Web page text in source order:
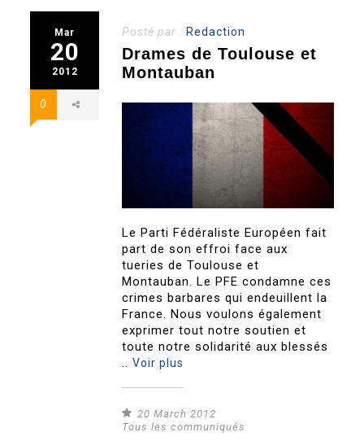
Mar
20
2012
0
Posté par : Redaction
Drames de Toulouse et
Montauban
Le Parti Fédéraliste Européen fait
part de son effroi face aux
tueries de Toulouse et
Montauban. Le PFE condamne ces
crimes barbares qui endeuillent la
France. Nous voulons également
exprimer tout notre soutien et
toute notre solidarité aux blessés
..Voir plus
20 March 2012
Tous les communiqués